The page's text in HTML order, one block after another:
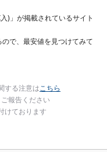
)」が掲載されているサイト
で、最安値を見つけてみて
する注意はこちら
報告ください
けております